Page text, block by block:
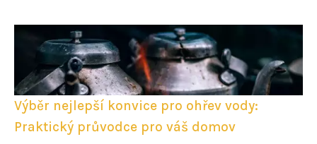
Výběr nejlepší konvice pro ohřev vody:
Praktický průvodce pro váš domov